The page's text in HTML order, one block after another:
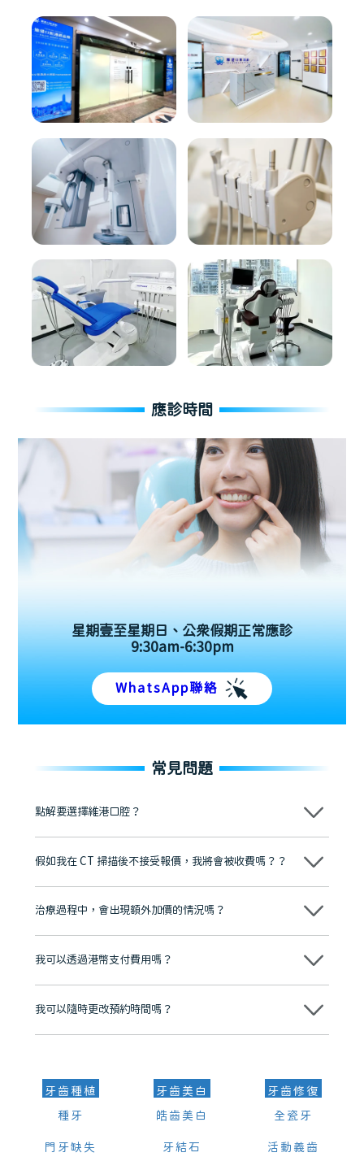
應診時間
星期壹至星期日、公眾假期正常應診
9:30am-6:30pm
WhatsApp聯絡
常見問題
點解要選擇維港口腔？
維港口腔踐行「醫道濟世」的大學校訓，各分院匯聚來自香港、內地的
牌」、「2025香港企業領袖品牌」，是諾貝爾種植系統全球放心植牙中
至今已服務超過三十個國家和地區的顧客，受到粵港澳大灣區及周邊城
市市民極高的口碑評價及信任推薦 珠海、深圳設有八大分院，香港亦設
有咨詢及服務保障中心，有任何問題都可以隨時預約免費咨詢，讓人十
假如我在 CT 掃描後不接受報價，我將會被收費嗎？？
不會！只要未開始實際服務之前，你不會被收取任何費用。
治療過程中，會出現額外加價的情況嗎？
不會，治療前我們會詳細說明治療方案及對應的價錢，顧客同意並簽字
我可以透過港幣支付費用嗎？
可以。維港口腔會按照當日匯率轉算收取費用，而匯率會及時告知客人
我可以隨時更改預約時間嗎？
可以，請盡早通過wechat或whatsapp聯絡我們，告知我們你原本預約
牙齒種植
種牙
門牙缺失
牙齒美白
皓齒美白
牙結石
牙齒修復
全瓷牙
活動義齒